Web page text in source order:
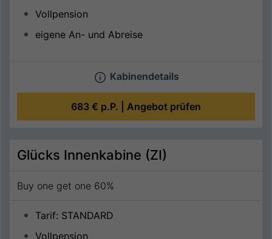
Vollpension
eigene An- und Abreise
Kabinendetails
683 € p.P. | Angebot prüfen
Glücks Innenkabine (ZI)
Buy one get one 60%
Tarif: STANDARD
Vollpension